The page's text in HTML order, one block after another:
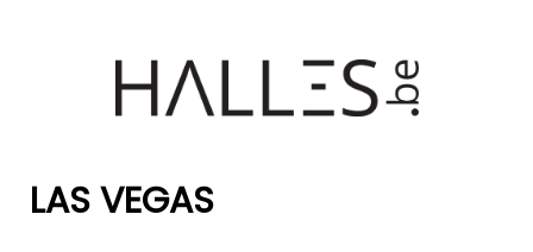
LAS VEGAS